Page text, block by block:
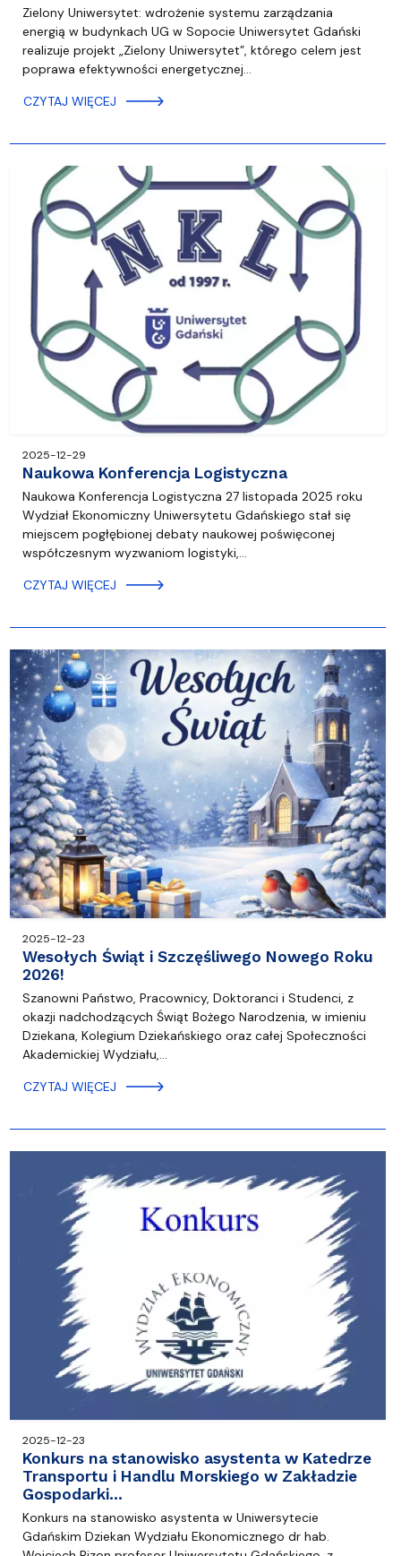
Zielony Uniwersytet: wdrożenie systemu zarządzania
energią w budynkach UG w Sopocie Uniwersytet Gdański
realizuje projekt „Zielony Uniwersytet”, którego celem jest
poprawa efektywności energetycznej…
CZYTAJ WIĘCEJ
2025-12-29
Naukowa Konferencja Logistyczna
Naukowa Konferencja Logistyczna 27 listopada 2025 roku
Wydział Ekonomiczny Uniwersytetu Gdańskiego stał się
miejscem pogłębionej debaty naukowej poświęconej
współczesnym wyzwaniom logistyki,…
CZYTAJ WIĘCEJ
2025-12-23
Wesołych Świąt i Szczęśliwego Nowego Roku
2026!
Szanowni Państwo, Pracownicy, Doktoranci i Studenci, z
okazji nadchodzących Świąt Bożego Narodzenia, w imieniu
Dziekana, Kolegium Dziekańskiego oraz całej Społeczności
Akademickiej Wydziału,…
CZYTAJ WIĘCEJ
2025-12-23
Konkurs na stanowisko asystenta w Katedrze
Transportu i Handlu Morskiego w Zakładzie
Gospodarki…
Konkurs na stanowisko asystenta w Uniwersytecie
Gdańskim Dziekan Wydziału Ekonomicznego dr hab.